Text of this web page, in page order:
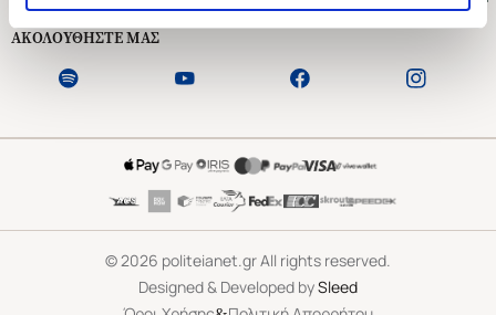
ΑΚΟΛΟΥΘΗΣΤΕ ΜΑΣ
©2026 politeianet.gr All rights reserved.
Designed & Developed bySleed